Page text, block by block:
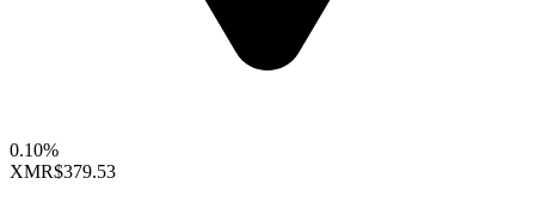
0.10%
XMR$379.53